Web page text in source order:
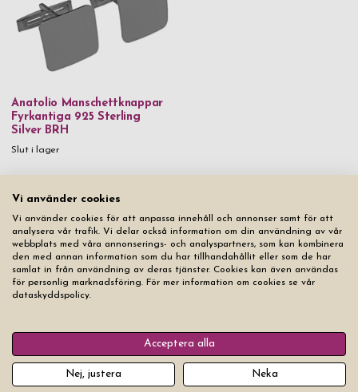
Anatolio Manschettknappar
Fyrkantiga 925 Sterling
Silver BRH
Slut i lager
Från samma produktserie
Vi använder cookies
Vi använder cookies för att anpassa innehåll och annonser samt för att
analysera vår trafik. Vi delar också information om din användning av vår
webbplats med våra annonserings- och analyspartners, som kan kombinera
den med annan information som du har tillhandahållit eller som de har
samlat in från användning av deras tjänster. Cookies kan även användas
för personlig marknadsföring. För mer information om cookies se vår
dataskyddspolicy.
Acceptera alla
Nej, justera Neka